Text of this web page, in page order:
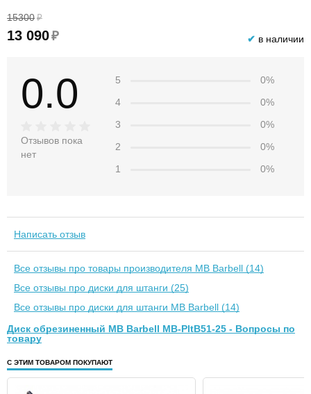
15300 ₽
13 090₽ ✔ в наличии
0.0
Отзывов пока
нет
5
0%
4
0%
3
0%
2
0%
1
0%
Написать отзыв
Все отзывы про товары производителя MB Barbell (14)
Все отзывы про диски для штанги (25)
Все отзывы про диски для штанги MB Barbell (14)
Диск обрезиненный MB Barbell MB-PltB51-25 - Вопросы по
товару
С ЭТИМ ТОВАРОМ ПОКУПАЮТ